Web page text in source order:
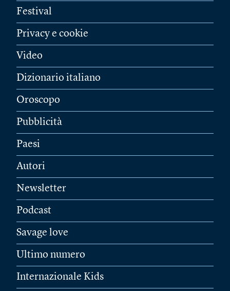
Festival
Privacy e cookie
Video
Dizionario italiano
Oroscopo
Pubblicità
Paesi
Autori
Newsletter
Podcast
Savage love
Ultimo numero
Internazionale Kids